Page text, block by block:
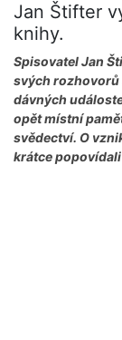
Jan Štifter
knihy.
Spisovatel Jan
svých rozhovorů
dávných
opět místní
svědectví. O
krátce popovídali